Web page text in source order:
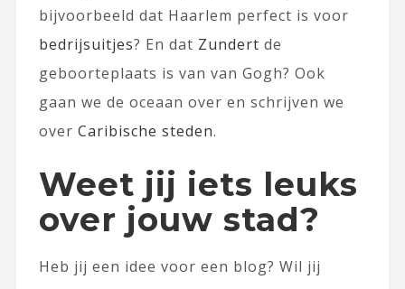
bijvoorbeeld dat Haarlem perfect is voor
bedrijsuitjes? En dat Zundert de
geboorteplaats is van van Gogh? Ook
gaan we de oceaan over en schrijven we
over Caribische steden.
Weet jij iets leuks
over jouw stad?
Heb jij een idee voor een blog? Wil jij